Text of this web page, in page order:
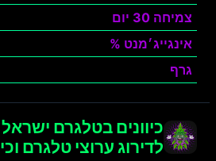
צמיחה 30 יום
אינגייג׳מנט %
גרף
כיוונים בטלגרם
לדירוג ערוצי טלגרם